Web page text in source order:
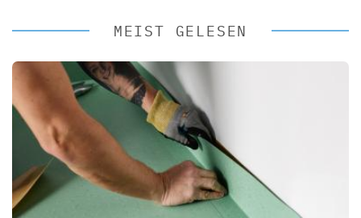
MEIST GELESEN